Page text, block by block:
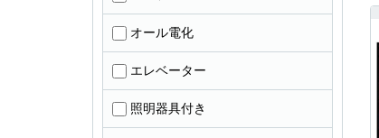
オール電化
エレベーター
照明器具付き